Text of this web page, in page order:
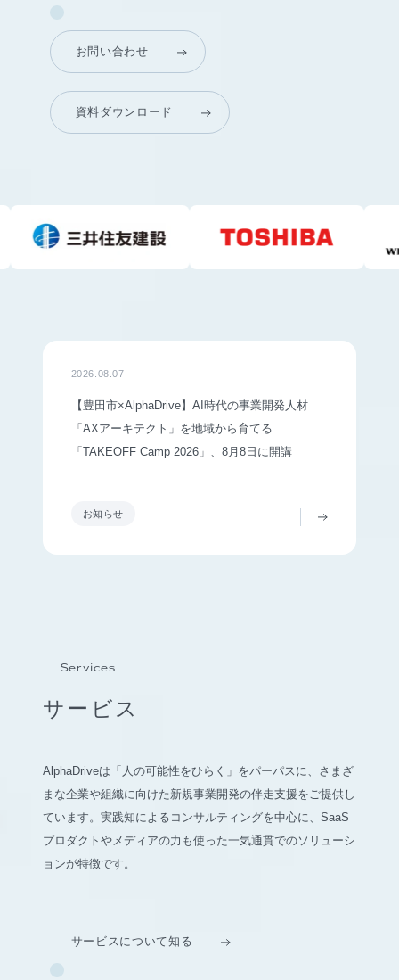
お問い合わせ
資料ダウンロード
2026.08.07
お知らせ
【豊田市×AlphaDrive】AI時代の事業開発人材
「AXアーキテクト」を地域から育てる
「TAKEOFF Camp 2026」、8月8日に開講
Services
サービス
AlphaDriveは「人の可能性をひらく」をパーパスに、さまざ
まな企業や組織に向けた新規事業開発の伴走支援をご提供し
ています。実践知によるコンサルティングを中心に、SaaS
プロダクトやメディアの力も使った一気通貫でのソリューシ
ョンが特徴です。
サービスについて知る